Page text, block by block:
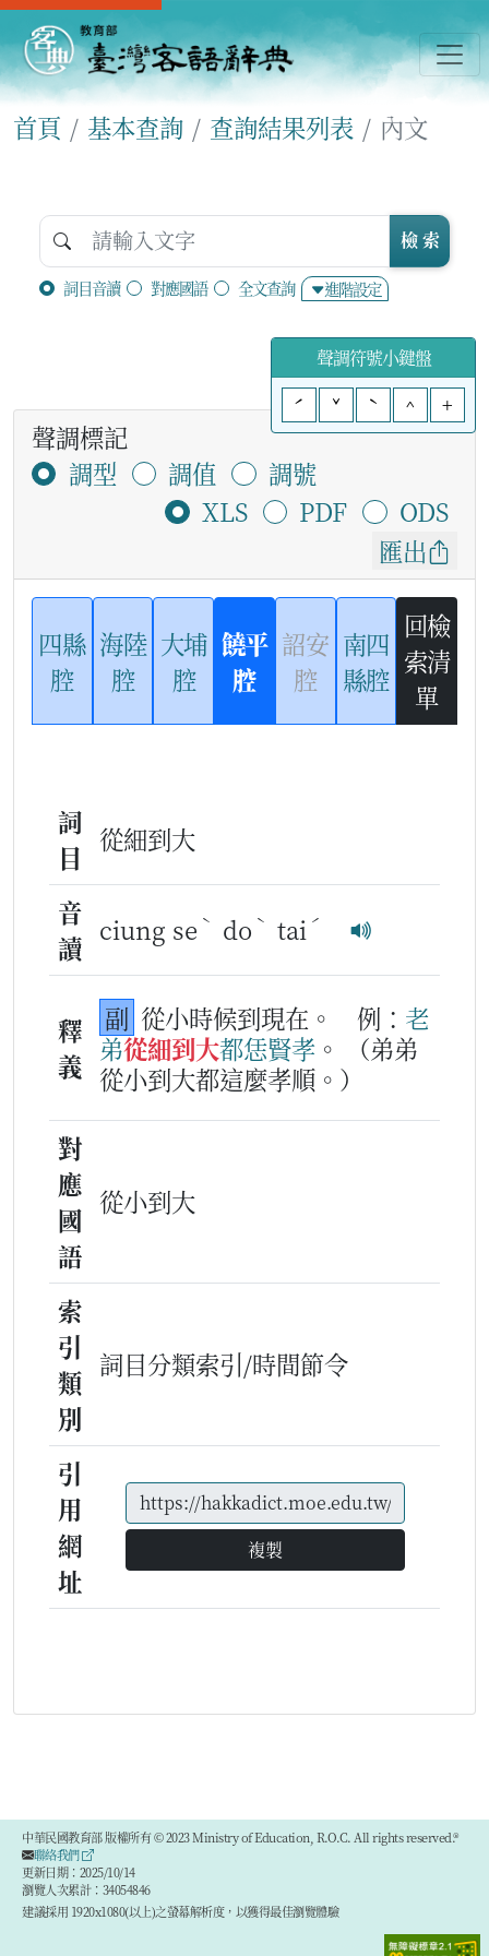
首頁 基本查詢 查詢結果列表 內文
詞目音讀 對應國語 全文查詢 進階設定
檢 索
聲調符號小鍵盤
ˊ
ˇ ˋ ^ +
聲調標記
調型
調值
調號
XLS
PDF
ODS
匯出
四縣
腔
海陸
腔
大埔
腔
饒平
腔
詔安
腔
南四
縣腔
回檢
索清
單
詞
目
從細到大
音
讀
ciung se ˋ do ˋ tai ˊ
釋
義
副 從小時候到現在。 例： 老
弟從細到大都恁賢孝 。
（弟弟
從小到大都這麼孝順。）
對
應
國
語
從小到大
索
引
類
別
詞目分類索引/時間節令
引
用
網
址
複製
中華民國教育部 版權所有 © 2023 Ministry of Education, R.O.C. All rights reserved.®
聯絡我們
更新日期：2025/10/14
瀏覽人次累計：34054846
建議採用 1920x1080(以上)之螢幕解析度，以獲得最佳瀏覽體驗